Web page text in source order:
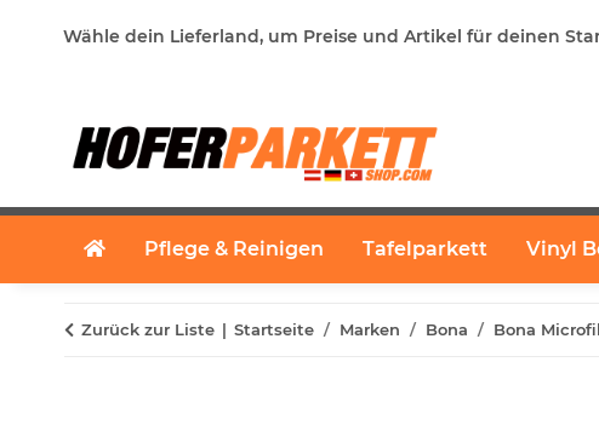
Wähle dein Lieferland, um Preise und Artikel für deinen
Pflege & Reinigen Tafelparkett Vinyl
Zurück zur Liste Startseite Marken Bona Bona